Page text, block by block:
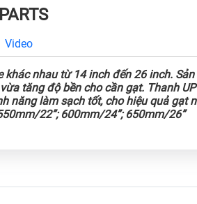
Video
khác nhau từ 14 inch đến 26 inch.
tăng độ bền cho cần gạt. Thanh
năng làm sạch tốt, cho hiệu quả
22”; 600mm/24”; 650mm/26”